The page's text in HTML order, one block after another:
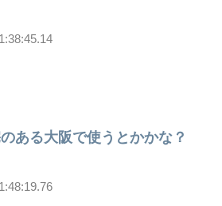
ある大阪で使うとかかな？